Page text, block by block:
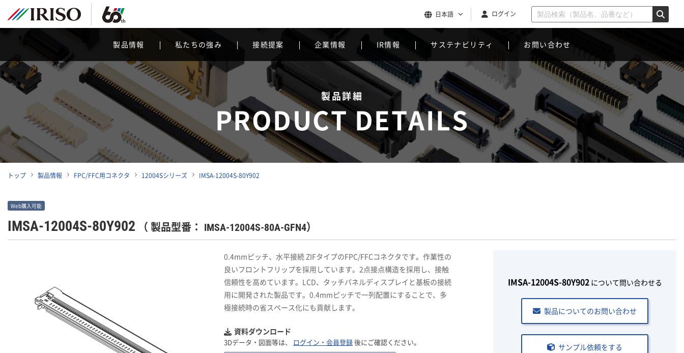
日本語 ログイン
製品情報 私たちの強み 接続提案 企業情報 IR情報 サステナビリティ お問い合わせ
製品詳細
PRODUCT DETAILS
トップ 製品情報 FPC/FFC用コネクタ 12004Sシリーズ IMSA-12004S-80Y902
Web購入可能
IMSA-12004S-80Y902 （ 製品型番： IMSA-12004S-80A-GFN4）
0.4mmピッチ、水平接続 ZIFタイプのFPC/FFCコネクタです。作業性の
良いフロントフリップを採用しています。2点接点構造を採用し、接触
信頼性を高めています。LCD、タッチパネルディスプレイと基板の接続
用に開発された製品です。0.4mmピッチで一列配置にすることで、多
極接続時の省スペース化にも貢献します。
資料ダウンロード
3Dデータ・図面等は、 ログイン・会員登録後にご確認ください。
IMSA-12004S-80Y902について問い合わせる
製品についてのお問い合わせ
サンプル依頼をする